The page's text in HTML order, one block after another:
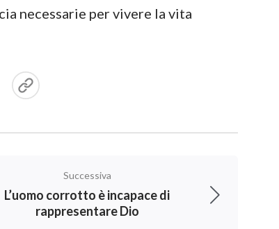
necessarie per vivere la vita
Successiva
L’uomo corrotto è incapace di
rappresentare Dio